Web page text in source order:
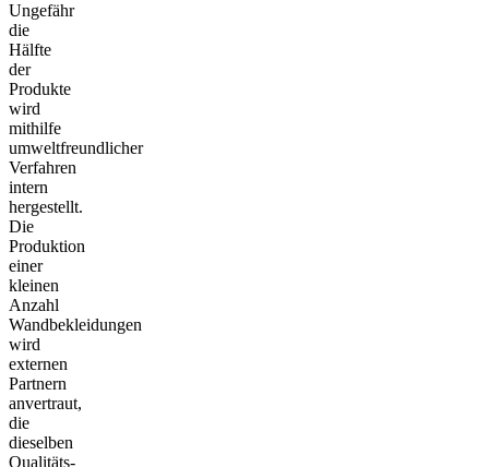
Ungefähr
die
Hälfte
der
Produkte
wird
mithilfe
umweltfreundlicher
Verfahren
intern
hergestellt.
Die
Produktion
einer
kleinen
Anzahl
Wandbekleidungen
wird
externen
Partnern
anvertraut,
die
dieselben
Qualitäts-